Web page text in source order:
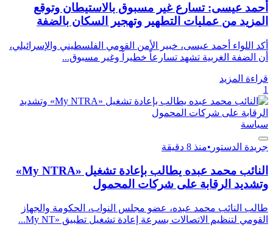
أحمد عيسى: تسارع غير مسبوق بالاستيطان وتوقع
المزيد من عمليات التطهير وتهجير السكان بالضفة
أكد اللواء أحمد عيسى، خبير الأمن القومي الفلسطيني والإسرائيلي،
أن الضفة الغربية تشهد تسارعاً خطيراً وغير مسبوق...
قراءة المزيد
1
سياسة
جريدة الدستور •منذ 8 دقيقة
النائب محمد عبده يطالب بإعادة تشغيل «My NTRA»
وتشديد الرقابة على شركات المحمول
طالب النائب محمد عبده، عضو مجلس النواب، الحكومة والجهاز
القومي لتنظيم الاتصالات بسرعة إعادة تشغيل تطبيق «My NT...